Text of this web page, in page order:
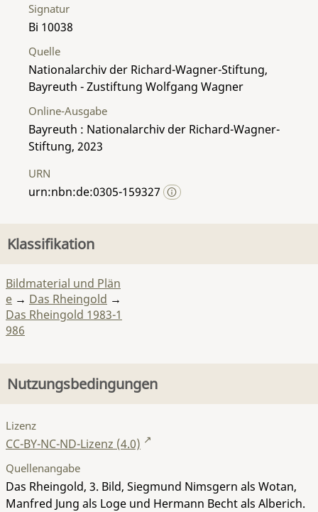
Signatur
Bi 10038
Quelle
Nationalarchiv der Richard-Wagner-Stiftung,
Bayreuth - Zustiftung Wolfgang Wagner
Online-Ausgabe
Bayreuth : Nationalarchiv der Richard-Wagner-
Stiftung, 2023
URN
urn:nbn:de:0305-159327
Klassifikation
Bildmaterial und Plän
e → Das Rheingold →
Das Rheingold 1983-1
986
Nutzungsbedingungen
Lizenz
CC-BY-NC-ND-Lizenz (4.0)
Quellenangabe
Das Rheingold, 3. Bild, Siegmund Nimsgern als Wotan,
Manfred Jung als Loge und Hermann Becht als Alberich.